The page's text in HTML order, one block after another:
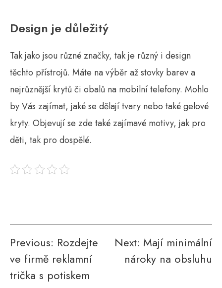
Design je důležitý
Tak jako jsou různé značky, tak je různý i design
těchto přístrojů. Máte na výběr až stovky barev a
nejrůznější krytů či obalů na mobilní telefony. Mohlo
by Vás zajímat, jaké se dělají tvary nebo také gelové
kryty. Objevují se zde také zajímavé motivy, jak pro
děti, tak pro dospělé.
Navigace
pro
příspěvek
Previous: Rozdejte
ve firmě reklamní
trička s potiskem
Next: Mají minimální
nároky na obsluhu